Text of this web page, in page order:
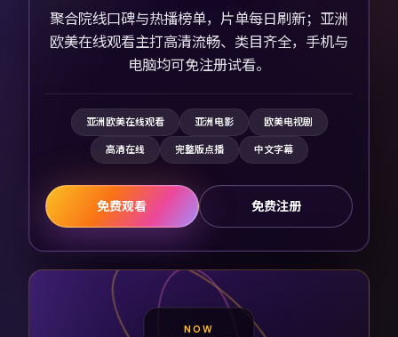
聚合院线口碑与热播榜单，片单每日刷新；亚洲
欧美在线观看主打高清流畅、类目齐全，手机与
电脑均可免注册试看。
亚洲欧美在线观看 亚洲电影 欧美电视剧
高清在线 完整版点播 中文字幕
免费观看 免费注册
NOW